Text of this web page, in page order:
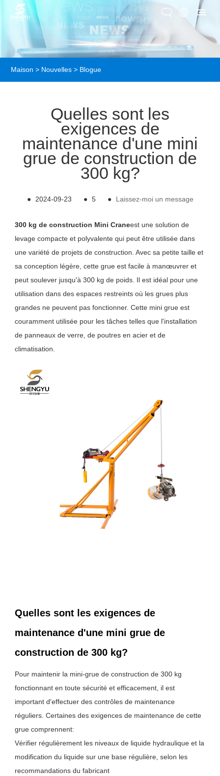
Maison > Nouvelles > Blogue
Quelles sont les
exigences de
maintenance d'une mini
grue de construction de
300 kg?
● 2024-09-23 ● 5 ● Laissez-moi un message
300 kg de construction Mini Craneest une solution de
levage compacte et polyvalente qui peut être utilisée dans
une variété de projets de construction. Avec sa petite taille et
sa conception légère, cette grue est facile à manœuvrer et
peut soulever jusqu'à 300 kg de poids. Il est idéal pour une
utilisation dans des espaces restreints où les grues plus
grandes ne peuvent pas fonctionner. Cette mini grue est
couramment utilisée pour les tâches telles que l'installation
de panneaux de verre, de poutres en acier et de
climatisation.
Quelles sont les exigences de
maintenance d'une mini grue de
construction de 300 kg?
Pour maintenir la mini-grue de construction de 300 kg
fonctionnant en toute sécurité et efficacement, il est
important d'effectuer des contrôles de maintenance
réguliers. Certaines des exigences de maintenance de cette
grue comprennent:
Vérifier régulièrement les niveaux de liquide hydraulique et la
modification du liquide sur une base régulière, selon les
recommandations du fabricant